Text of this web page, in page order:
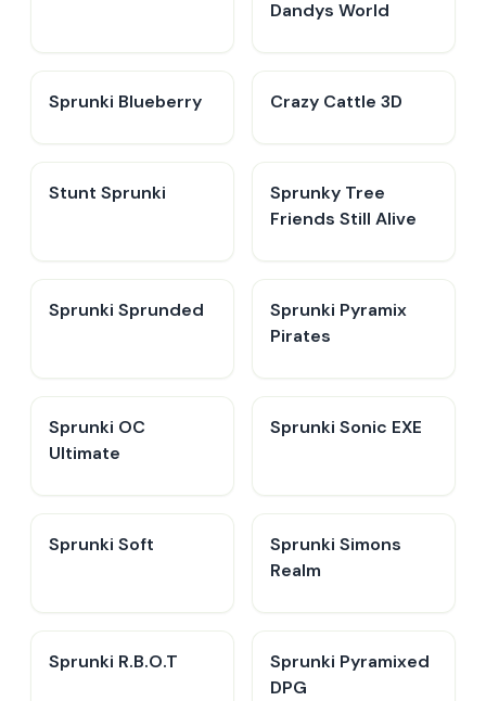
Dandys World
Sprunki Blueberry Crazy Cattle 3D
Stunt Sprunki​
Sprunky Tree
Friends Still Alive​
Sprunki Sprunded
Sprunki Pyramix
Pirates
Sprunki OC
Ultimate
Sprunki Sonic EXE
Sprunki Soft
Sprunki Simons
Realm
Sprunki R.B.O.T
Sprunki Pyramixed
DPG